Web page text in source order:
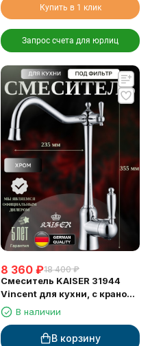
Купить в 1 клик
Запрос счета для юрлиц
8 360 ₽18 400 ₽
Смеситель KAISER 31944
Vincent для кухни, с краном
для питьевой воды, хром
В наличии
В корзину